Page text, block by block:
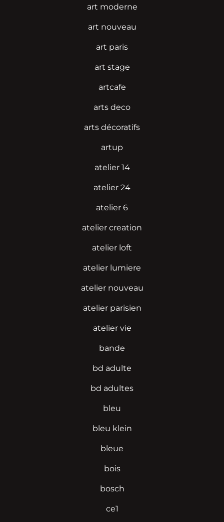
art moderne
art nouveau
art paris
art stage
artcafe
arts deco
arts décoratifs
artup
atelier 14
atelier 24
atelier 6
atelier creation
atelier loft
atelier lumiere
atelier nouveau
atelier parisien
atelier vie
bande
bd adulte
bd adultes
bleu
bleu klein
bleue
bois
bosch
ce1